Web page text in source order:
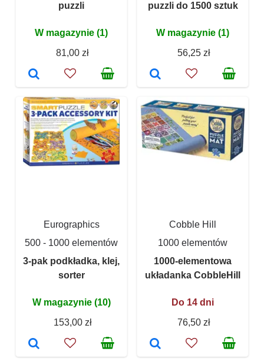
puzzli
W magazynie (1)
81,00 zł
puzzli do 1500 sztuk
W magazynie (1)
56,25 zł
Eurographics
500 - 1000 elementów
3-pak podkładka, klej,
sorter
W magazynie (10)
153,00 zł
Cobble Hill
1000 elementów
1000-elementowa
układanka CobbleHill
Do 14 dni
76,50 zł